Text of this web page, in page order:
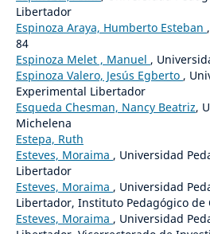
Libertador
Espinoza Araya, Humberto Esteban
84
Espinoza Melet , Manuel ,
Espinoza Valero, Jesús Egberto ,
Experimental Libertador
Esqueda Chesman, Nancy Beatriz,
Michelena
Estepa, Ruth
Esteves, Moraima , Universidad
Libertador
Esteves, Moraima , Universidad
Libertador, Instituto Pedagógico de
Esteves, Moraima , Universidad